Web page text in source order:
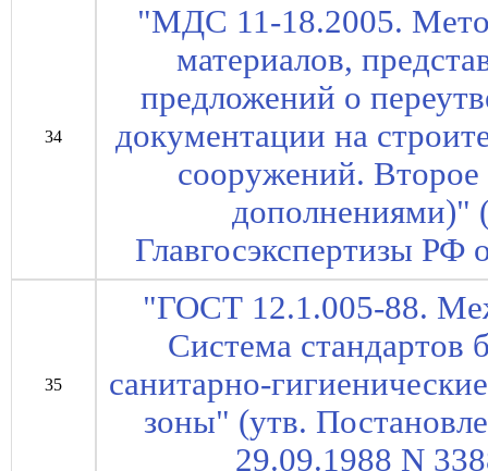
34
"МДС 11-18.2005.
материалов,
предложений о
документации на
сооружений.
дополнениями)"
Главгосэкспертизы РФ
35
"ГОСТ 12.1.005-88.
Система стандартов
санитарно-
зоны" (утв.
29.09.1988 N